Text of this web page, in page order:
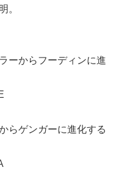
。
ーからフーディンに進
らゲンガーに進化する